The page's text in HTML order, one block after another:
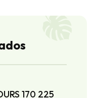
170 225